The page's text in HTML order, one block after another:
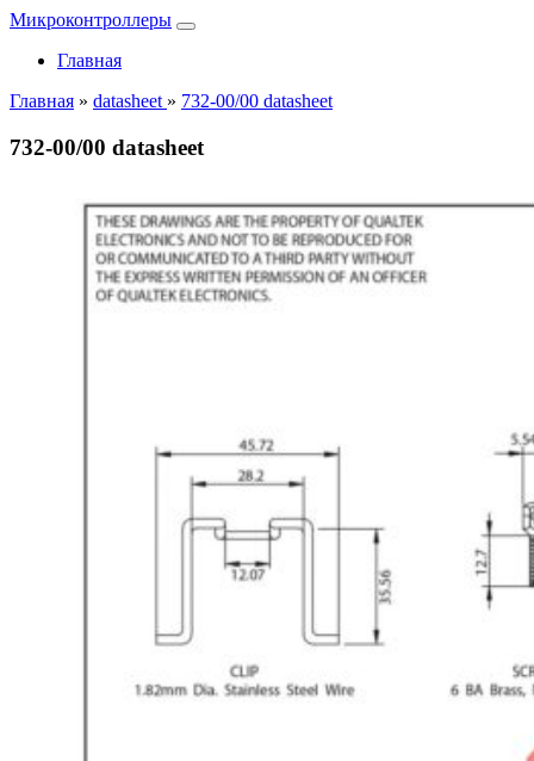
Микроконтроллеры
Главная
Главная » datasheet » 732-00/00 datasheet
732-00/00 datasheet